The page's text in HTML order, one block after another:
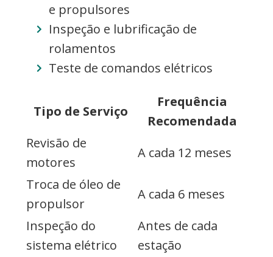
e propulsores
Inspeção e lubrificação de
rolamentos
Teste de comandos elétricos
Tipo de Serviço
Frequência
Recomendada
Revisão de
motores
A cada 12 meses
Troca de óleo de
propulsor
A cada 6 meses
Inspeção do
sistema elétrico
Antes de cada
estação